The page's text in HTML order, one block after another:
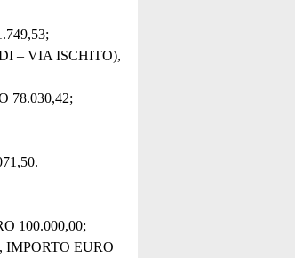
– VIA ISCHITO),
78.030,42;
100.000,00;
EURO